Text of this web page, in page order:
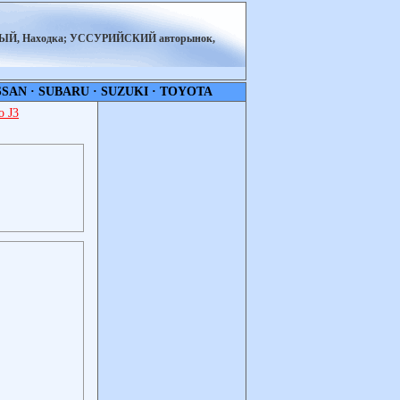
Находка; УССУРИЙСКИЙ авторынок,
· SUBARU· SUZUKI· TOYOTA
J3